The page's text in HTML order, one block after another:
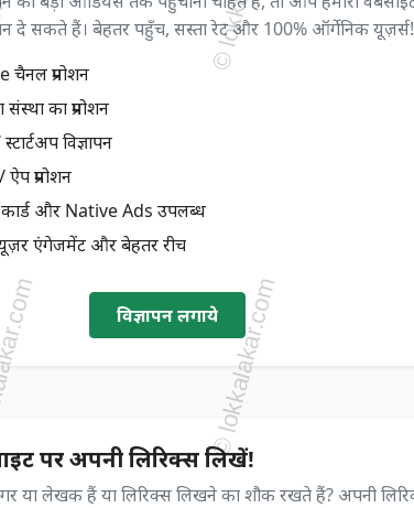
दे सकते हैं। बेहतर पहुँच, सस्ता रेट और 100% ऑर्गेनिक यूज़र्स!
प्रमोशन
का प्रमोशन
विज्ञापन
प्रमोशन
और Native Ads उपलब्ध
एंगेजमेंट और बेहतर रीच
विज्ञापन लगाये
पर अपनी लिरिक्स लिखें!
या लेखक हैं या लिरिक्स लिखने का शौक रखते हैं? अपनी